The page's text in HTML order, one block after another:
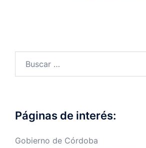
Páginas de interés:
Gobierno de Córdoba